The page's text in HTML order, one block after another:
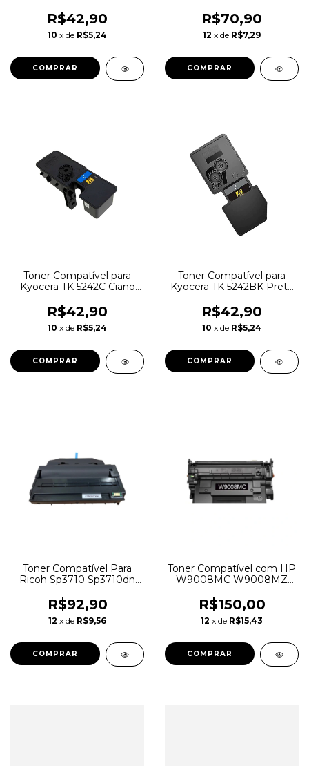
M5526 P5026 5526CDW |
3k
R$42,90
10 x de R$5,24
R$70,90
12 x de R$7,29
Toner Compatível para
Kyocera TK 5242C Ciano
M5526CDW P5026CDN
M5526 3k
R$42,90
10 x de R$5,24
Toner Compatível para
Kyocera TK 5242BK Preto
M5526CDW P5026CDN
M5526 4k
R$42,90
10 x de R$5,24
Toner Compatível Para
Ricoh Sp3710 Sp3710dn
R$92,90
12 x de R$9,56
Toner Compatível com HP
W9008MC W9008MZ
R$150,00
12 x de R$15,43